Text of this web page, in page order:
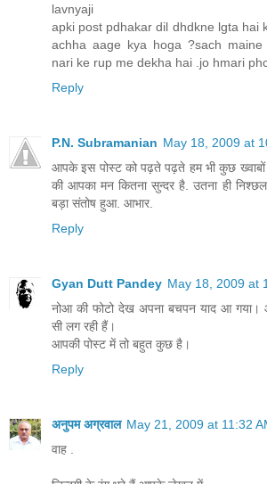
lavnyaji
apki post pdhakar dil dhdkne lgta hai
achha aage kya hoga ?sach
nari ke rup me dekha hai .jo hmari
Reply
P.N. Subramanian May 18, 2009 at
आपके इस पोस्ट को पढ़ते पढ़ते हम भी कुछ
की आपका मन कितना सुन्दर है. उतना ही
बड़ा संतोष हुआ. आभार.
Reply
Gyan Dutt Pandey May 18, 2009 at
नोआ की फोटो देख अपना बचपन याद आ गया।
सी लग रही हैं।
आपकी पोस्ट में तो बहुत कुछ है।
Reply
अनुपम अग्रवाल May 21, 2009 at 11:32
वाह .